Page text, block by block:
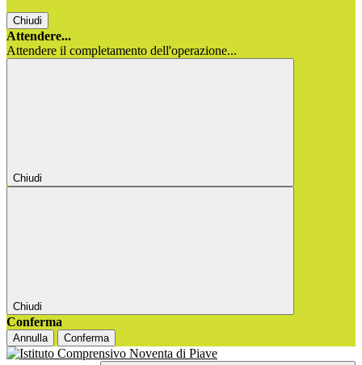
Chiudi
Attendere...
Attendere il completamento dell'operazione...
Chiudi
Chiudi
Conferma
Annulla Conferma